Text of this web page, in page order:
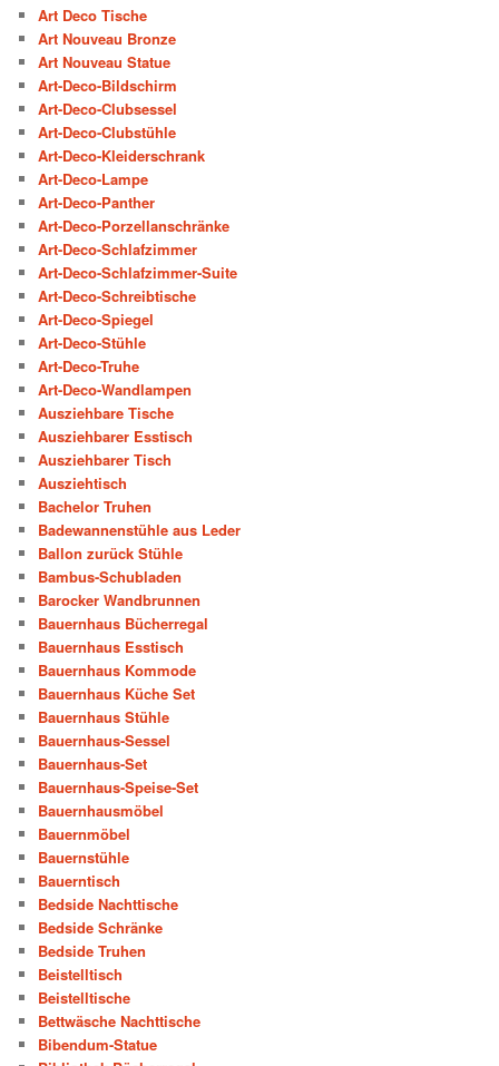
Art Deco Tische
Art Nouveau Bronze
Art Nouveau Statue
Art-Deco-Bildschirm
Art-Deco-Clubsessel
Art-Deco-Clubstühle
Art-Deco-Kleiderschrank
Art-Deco-Lampe
Art-Deco-Panther
Art-Deco-Porzellanschränke
Art-Deco-Schlafzimmer
Art-Deco-Schlafzimmer-Suite
Art-Deco-Schreibtische
Art-Deco-Spiegel
Art-Deco-Stühle
Art-Deco-Truhe
Art-Deco-Wandlampen
Ausziehbare Tische
Ausziehbarer Esstisch
Ausziehbarer Tisch
Ausziehtisch
Bachelor Truhen
Badewannenstühle aus Leder
Ballon zurück Stühle
Bambus-Schubladen
Barocker Wandbrunnen
Bauernhaus Bücherregal
Bauernhaus Esstisch
Bauernhaus Kommode
Bauernhaus Küche Set
Bauernhaus Stühle
Bauernhaus-Sessel
Bauernhaus-Set
Bauernhaus-Speise-Set
Bauernhausmöbel
Bauernmöbel
Bauernstühle
Bauerntisch
Bedside Nachttische
Bedside Schränke
Bedside Truhen
Beistelltisch
Beistelltische
Bettwäsche Nachttische
Bibendum-Statue